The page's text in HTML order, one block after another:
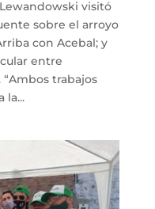
visitó
sobre el arroyo
con Acebal; y
entre
trabajos
la...